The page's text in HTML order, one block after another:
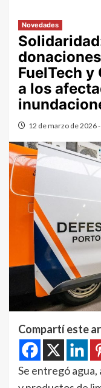
Novedades
FuelTech y
a los
12 de marzo de 2026
Compartí este
Se entregó